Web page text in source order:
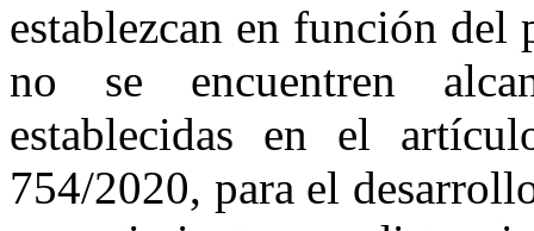
establezcan en función del
no se encuentren
establecidas en el
754/2020, para el